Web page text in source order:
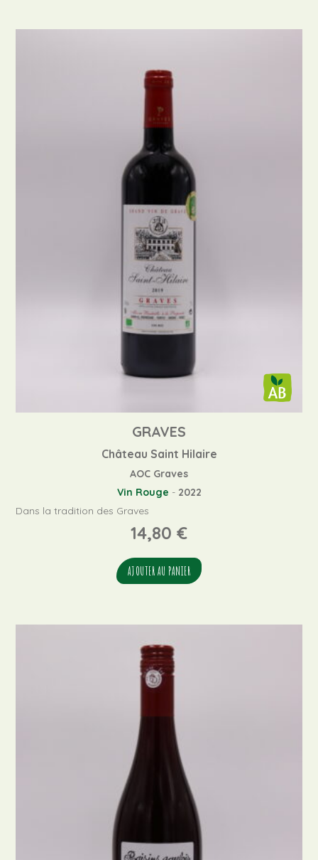
GRAVES
Château Saint Hilaire
AOC Graves
Vin Rouge - 2022
Dans la tradition des Graves
14,80 €
AJOUTER AU PANIER